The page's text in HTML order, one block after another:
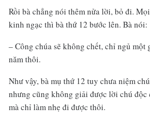
Rồi bà chẳng nói thêm nửa lời, bỏ đi.
kinh ngạc thì bà thứ 12 bước lên. Bà nói:
– Công chúa sẽ không chết, chỉ ngủ một
năm thôi.
Như vậy, bà mụ thứ 12 tuy chưa niệm
nhưng cũng không giải được lời chú độc
mà chỉ làm nhẹ đi được thôi.